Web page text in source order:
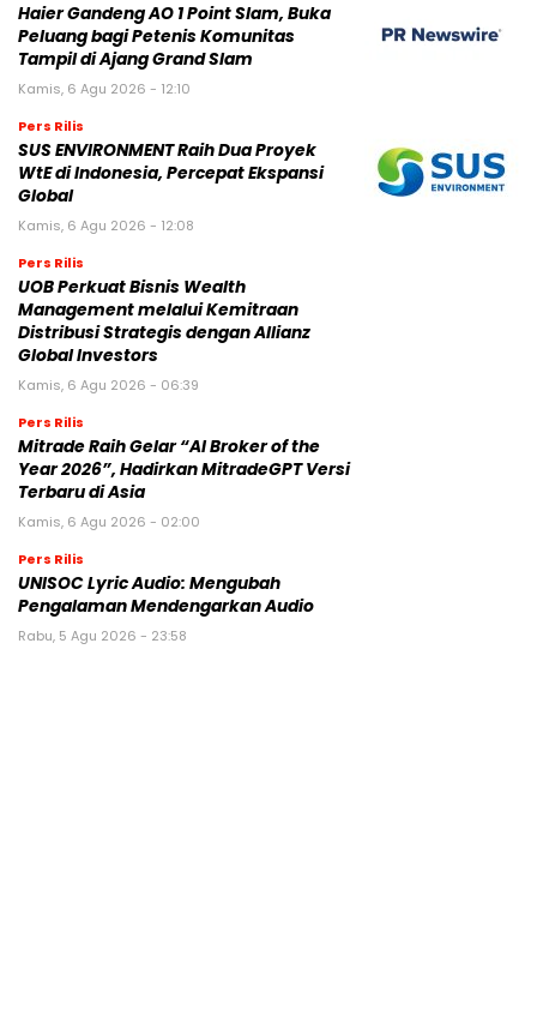
Haier Gandeng AO 1 Point Slam, Buka
Peluang bagi Petenis Komunitas
Tampil di Ajang Grand Slam
Kamis, 6 Agu 2026 - 12:10
Pers Rilis
SUS ENVIRONMENT Raih Dua Proyek
WtE di Indonesia, Percepat Ekspansi
Global
Kamis, 6 Agu 2026 - 12:08
Pers Rilis
UOB Perkuat Bisnis Wealth
Management melalui Kemitraan
Distribusi Strategis dengan Allianz
Global Investors
Kamis, 6 Agu 2026 - 06:39
Pers Rilis
Mitrade Raih Gelar “AI Broker of the
Year 2026”, Hadirkan MitradeGPT Versi
Terbaru di Asia
Kamis, 6 Agu 2026 - 02:00
Pers Rilis
UNISOC Lyric Audio: Mengubah
Pengalaman Mendengarkan Audio
Rabu, 5 Agu 2026 - 23:58